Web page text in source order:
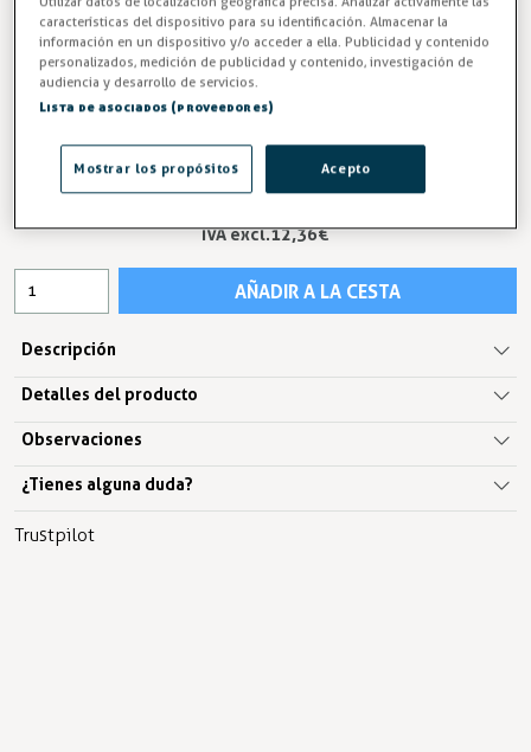
Fijación a tubo
14,96 € 16,06 €
IVA excl.12,36 €
AÑADIR A LA CESTA
Descripción
Detalles del producto
Observaciones
¿Tienes alguna duda?
Trustpilot
características del dispositivo para su identificación. Almacenar la
información en un dispositivo y/o acceder a ella. Publicidad y contenido
personalizados, medición de publicidad y contenido, investigación de
audiencia y desarrollo de servicios.
Lista de asociados (proveedores)
Acepto
Mostrar los propósitos